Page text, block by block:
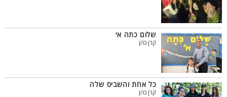
שלום כתה א׳
קרן כהן
כל אחת והשביס שלה
קרן כהן